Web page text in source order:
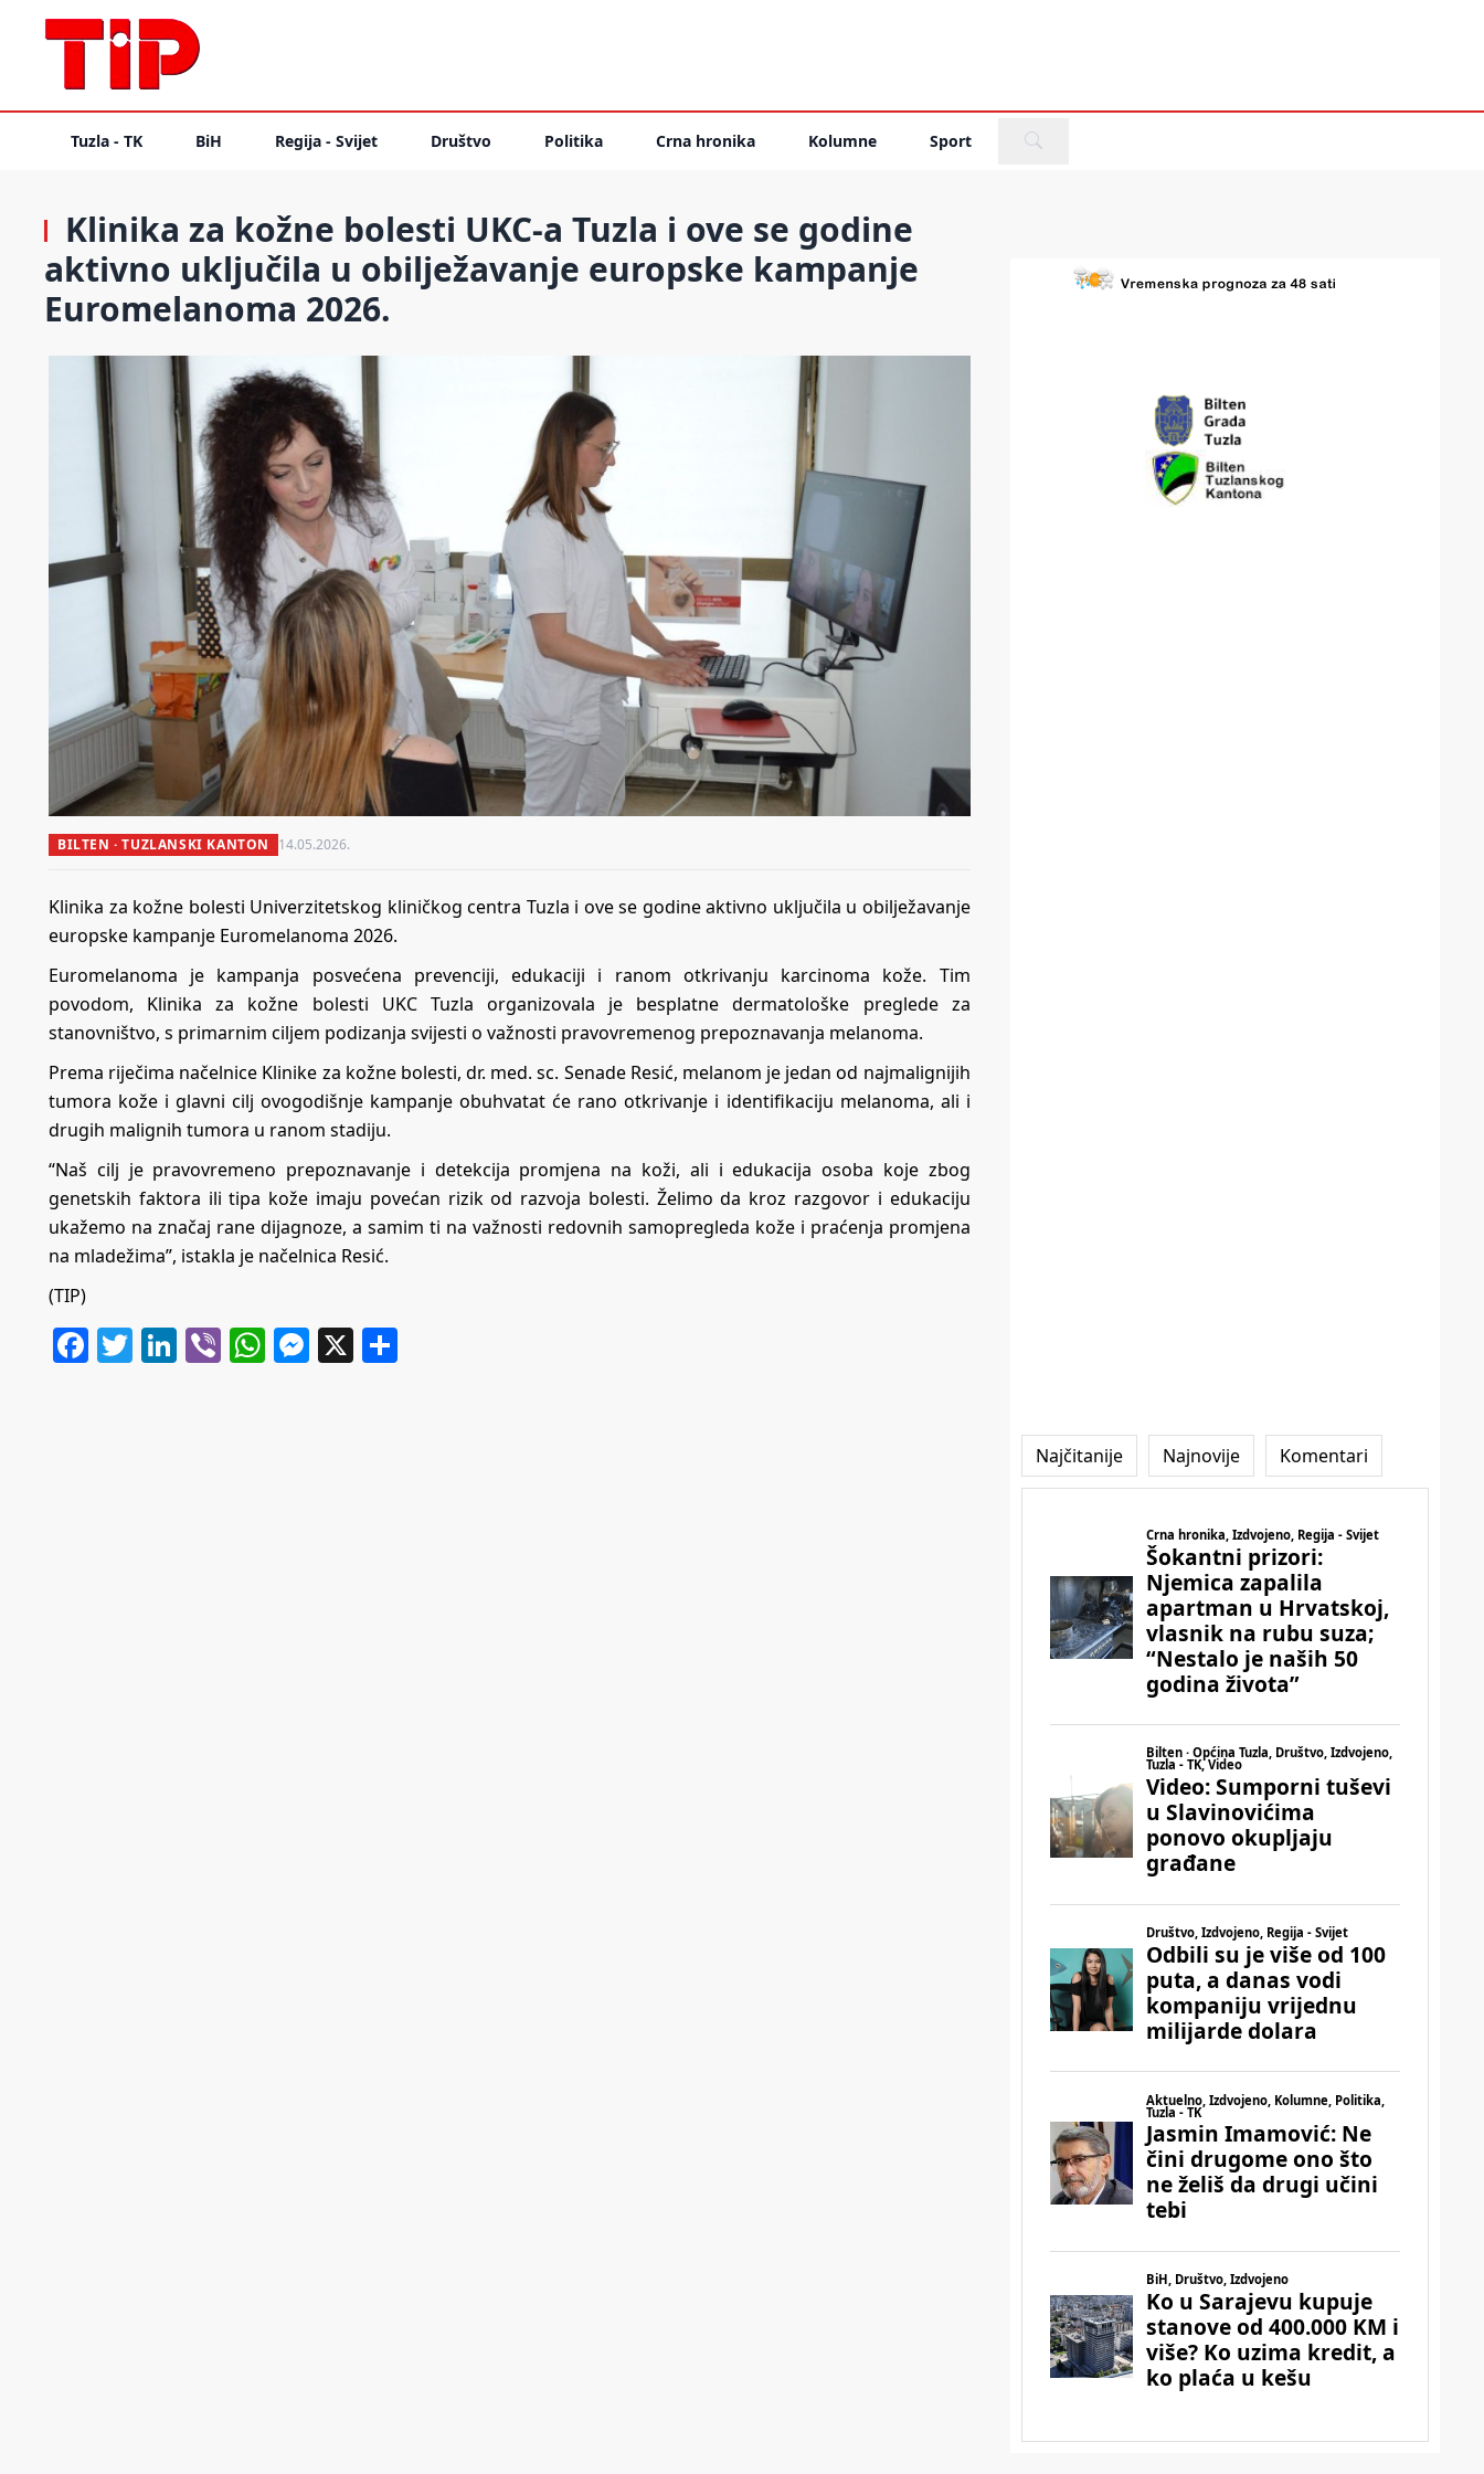
Tuzla - TK BiH Regija - Svijet Društvo Politika Crna hronika Kolumne Sport
Klinika za kožne bolesti UKC-a Tuzla i ove se godine
aktivno uključila u obilježavanje europske kampanje
Euromelanoma 2026.
BILTEN · TUZLANSKI KANTON 14.05.2026.
Klinika za kožne bolesti Univerzitetskog kliničkog centra Tuzla i ove se godine aktivno uključila u obilježavanje
europske kampanje Euromelanoma 2026.
Euromelanoma je kampanja posvećena prevenciji, edukaciji i ranom otkrivanju karcinoma kože. Tim
povodom, Klinika za kožne bolesti UKC Tuzla organizovala je besplatne dermatološke preglede za
stanovništvo, s primarnim ciljem podizanja svijesti o važnosti pravovremenog prepoznavanja melanoma.
Prema riječima načelnice Klinike za kožne bolesti, dr. med. sc. Senade Resić, melanom je jedan od najmalignijih
tumora kože i glavni cilj ovogodišnje kampanje obuhvatat će rano otkrivanje i identifikaciju melanoma, ali i
drugih malignih tumora u ranom stadiju.
“Naš cilj je pravovremeno prepoznavanje i detekcija promjena na koži, ali i edukacija osoba koje zbog
genetskih faktora ili tipa kože imaju povećan rizik od razvoja bolesti. Želimo da kroz razgovor i edukaciju
ukažemo na značaj rane dijagnoze, a samim ti na važnosti redovnih samopregleda kože i praćenja promjena
na mladežima”, istakla je načelnica Resić.
(TIP)
Facebook
Twitter
LinkedIn
ViberWhatsApp
Messenger
X
Najčitanije Najnovije Komentari